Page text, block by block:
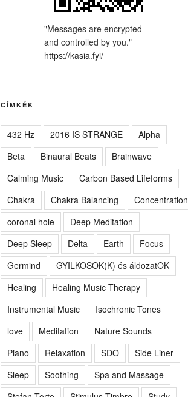
"Messages are encrypted
and controlled by you."
https://kasia.fyi/
CÍMKÉK
432 Hz 2016 IS STRANGE
Alpha
Beta
Binaural Beats
Brainwave
Calming Music
Carbon Based Lifeforms
Chakra
Chakra Balancing
Concentration
coronal hole
Deep Meditation
Deep Sleep
Delta Earth
Focus
Germind
GYILKOSOK(K) és áldozatOK
Healing
Healing Music Therapy
Instrumental Music
Isochronic Tones
love
Meditation
Nature Sounds
Piano
Relaxation SDO
Side Liner
Sleep
Soothing
Spa and Massage